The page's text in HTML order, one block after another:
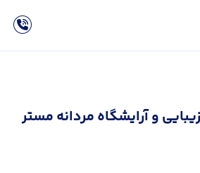
و آرایشگاه مردانه مستر